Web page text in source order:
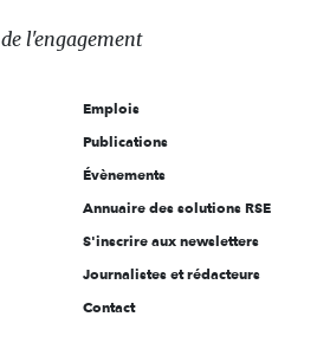
de l'engagement
Emplois
Publications
Évènements
Annuaire des solutions RSE
S'inscrire aux newsletters
Journalistes et rédacteurs
Contact